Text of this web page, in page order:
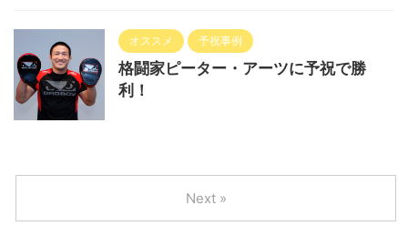
オススメ 予祝事例
格闘家ピーター・アーツに予祝で勝
利！
Next »